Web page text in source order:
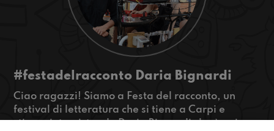
#festadelracconto Daria Bignardi
Ciao ragazzi! Siamo a Festa del racconto, un
festival di letteratura che si tiene a Carpi e
stiamo intervistando Daria Bignardi che è qui per